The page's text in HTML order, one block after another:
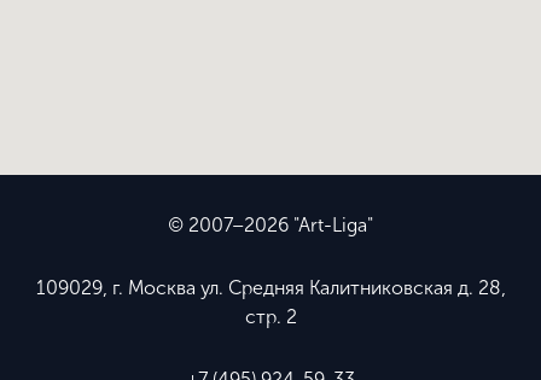
© 2007–2026 "Art-Liga"
109029, г. Москва ул. Средняя Калитниковская д. 28,
стр. 2